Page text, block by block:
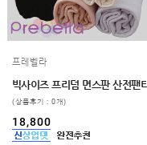
프레벨라
(상품후기 : 0개)
18,800